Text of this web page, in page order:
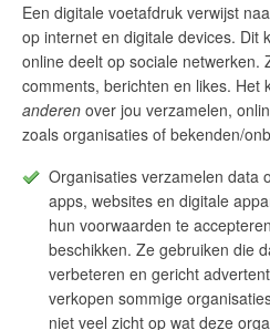
Een digitale voetafdruk verwijst
op internet en digitale devices. Dit
online deelt op sociale netwerken.
comments, berichten en likes. Het
anderen over jou verzamelen,
zoals organisaties of bekenden/
Organisaties verzamelen data
apps, websites en digitale
hun voorwaarden te
beschikken. Ze gebruiken die
verbeteren en gericht
verkopen sommige
niet veel zicht op wat deze